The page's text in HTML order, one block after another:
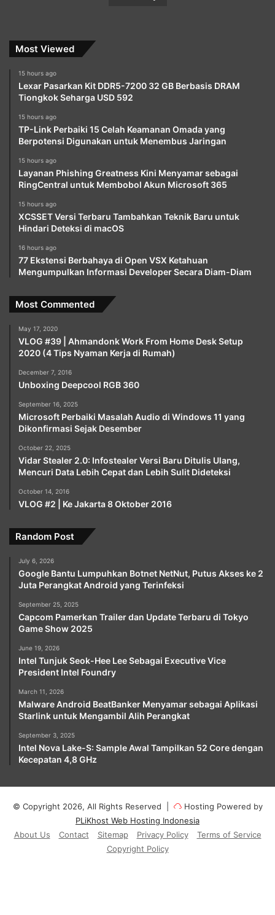
Most Viewed
15 hours ago
Lexar Pasarkan Kit DDR5-7200 32 GB Berbasis DRAM
Tiongkok Seharga USD 592
15 hours ago
TP-Link Perbaiki 15 Celah Keamanan Omada yang
Berpotensi Digunakan untuk Menembus Jaringan
15 hours ago
Layanan Phishing Greatness Kini Menyamar sebagai
RingCentral untuk Membobol Akun Microsoft 365
15 hours ago
XCSSET Versi Terbaru Tambahkan Teknik Baru untuk
Hindari Deteksi di macOS
16 hours ago
77 Ekstensi Berbahaya di Open VSX Ketahuan
Mengumpulkan Informasi Developer Secara Diam-Diam
Most Commented
May 17, 2020
VLOG #39 | Ahmandonk Work From Home Desk Setup
2020 (4 Tips Nyaman Kerja di Rumah)
December 7, 2016
Unboxing Deepcool RGB 360
September 16, 2025
Microsoft Perbaiki Masalah Audio di Windows 11 yang
Dikonfirmasi Sejak Desember
October 22, 2025
Vidar Stealer 2.0: Infostealer Versi Baru Ditulis Ulang,
Mencuri Data Lebih Cepat dan Lebih Sulit Dideteksi
October 14, 2016
VLOG #2 | Ke Jakarta 8 Oktober 2016
Random Post
July 6, 2026
Google Bantu Lumpuhkan Botnet NetNut, Putus Akses ke 2
Juta Perangkat Android yang Terinfeksi
September 25, 2025
Capcom Pamerkan Trailer dan Update Terbaru di Tokyo
Game Show 2025
June 19, 2026
Intel Tunjuk Seok-Hee Lee Sebagai Executive Vice
President Intel Foundry
March 11, 2026
Malware Android BeatBanker Menyamar sebagai Aplikasi
Starlink untuk Mengambil Alih Perangkat
September 3, 2025
Intel Nova Lake-S: Sample Awal Tampilkan 52 Core dengan
Kecepatan 4,8 GHz
© Copyright 2026, All Rights Reserved |
Hosting Powered by
PLiKhost Web Hosting Indonesia
About Us
Contact Sitemap Privacy Policy
Terms of Service
Copyright Policy